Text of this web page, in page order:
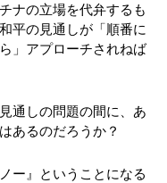
ナの立場を代弁するも
平の見通しが「順番に
」アプローチされねば
通しの問題の間に、あ
あるのだろうか？
ー』ということになる